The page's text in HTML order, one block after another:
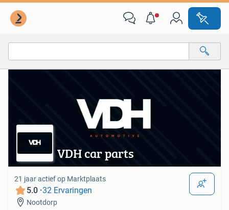
Van deze adverteerder
VDH car parts
21 jaar actief op Marktplaats
5.0 ·32 Ervaringen
Nootdorp